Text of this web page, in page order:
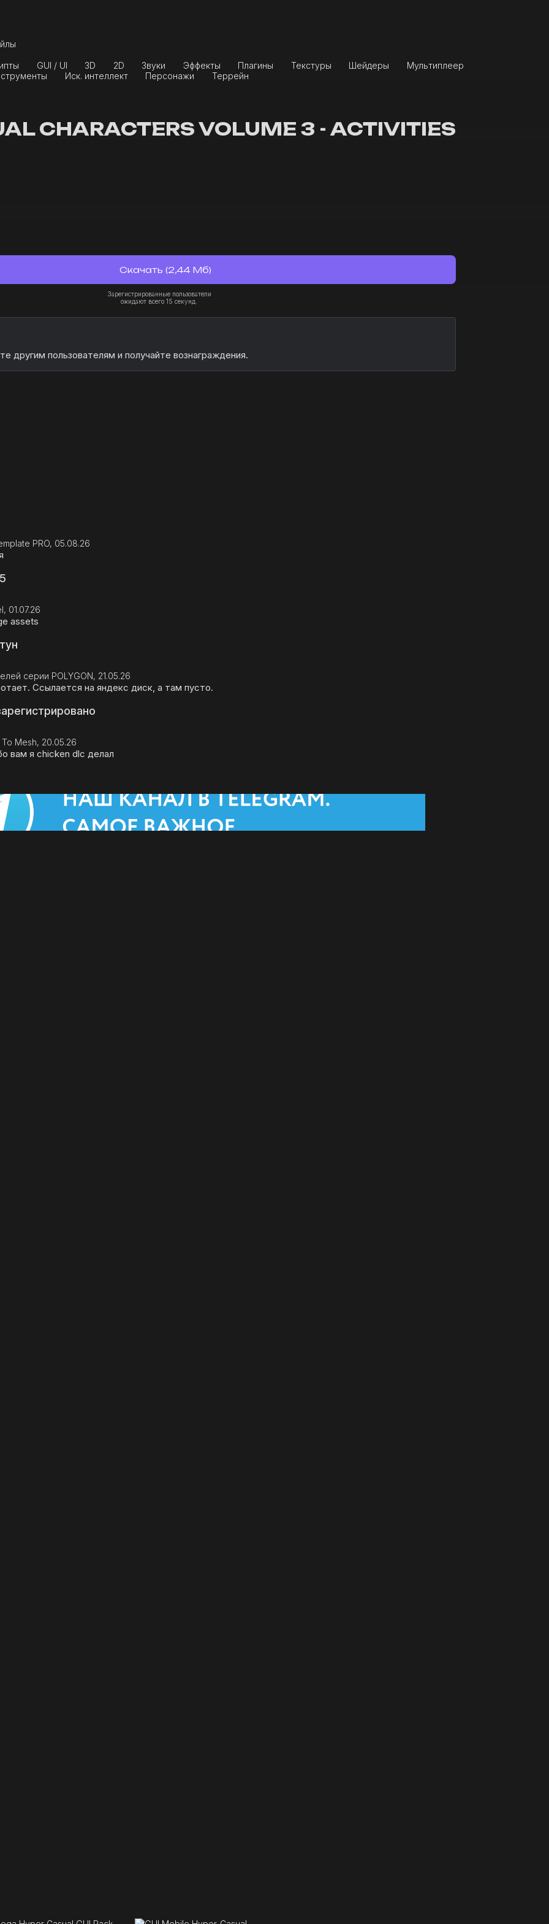
GUI / UI 3D 2D Звуки Эффекты Плагины Текстуры Шейдеры
Мультиплеер
Иск. интеллект Персонажи Террейн
CHARACTERS VOLUME 3 - ACTIVITIES
Скачать (2,44 Мб)
Зарегистрированные пользователи
ожидают всего 15 секунд.
другим пользователям и получайте вознаграждения.
PRO, 05.08.26
01.07.26
assets
серии POLYGON, 21.05.26
Ссылается на яндекс диск, а там пусто.
Mesh, 20.05.26
вам я chicken dlc делал